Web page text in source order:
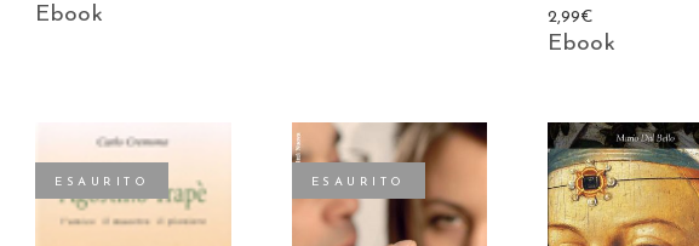
Ebook 2,99€
Ebook
ESAURITO ESAURITO